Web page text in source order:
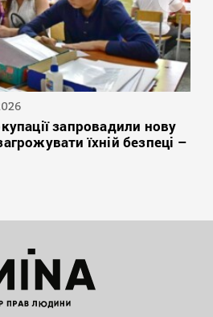
запровадили нову
їхній безпеці –